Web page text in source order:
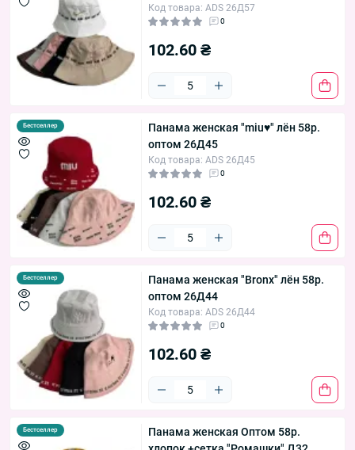
Код товара: ADS 26Д57
0
102.60 ₴
Бестселлер
Панама женская "miu♥" лён 58р.
оптом 26Д45
Код товара: ADS 26Д45
0
102.60 ₴
Бестселлер
Панама женская "Bronx" лён 58р.
оптом 26Д44
Код товара: ADS 26Д44
0
102.60 ₴
Бестселлер
Панама женская Оптом 58р.